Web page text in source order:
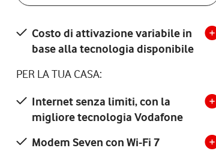
Costo di attivazione variabile in
base alla tecnologia disponibile
PER LA TUA CASA:
Internet senza limiti, con la
migliore tecnologia Vodafone
Modem Seven con Wi-Fi 7